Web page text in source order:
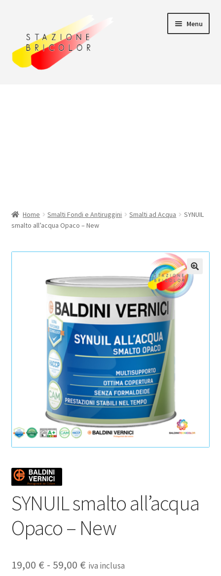
navigazione
contenuto
Menu
Pagamento
Termini e condizioni d’uso
Home Smalti Fondi e Antiruggini Smalti ad Acqua
SYNUIL
smalto all’acqua Opaco – New
🔍
SYNUIL smalto all’acqua
Opaco – New
19,00 € - 59,00 €Fascia
iva inclusa